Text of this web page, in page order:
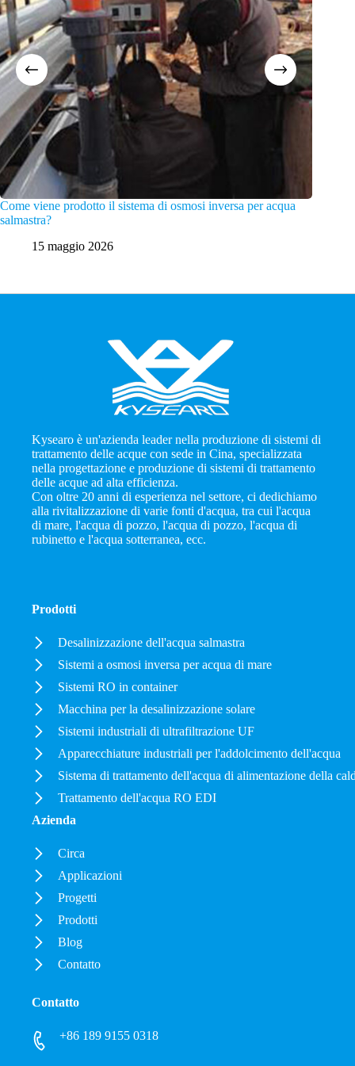
Come viene prodotto il sistema di osmosi inversa per acqua
salmastra?
15 maggio 2026
Kysearo è un'azienda leader nella produzione di sistemi di
trattamento delle acque con sede in Cina, specializzata
nella progettazione e produzione di sistemi di trattamento
delle acque ad alta efficienza.
Con oltre 20 anni di esperienza nel settore, ci dedichiamo
alla rivitalizzazione di varie fonti d'acqua, tra cui l'acqua
di mare, l'acqua di pozzo, l'acqua di pozzo, l'acqua di
rubinetto e l'acqua sotterranea, ecc.
Prodotti
Desalinizzazione dell'acqua salmastra
Sistemi a osmosi inversa per acqua di mare
Sistemi RO in container
Macchina per la desalinizzazione solare
Sistemi industriali di ultrafiltrazione UF
Apparecchiature industriali per l'addolcimento dell'acqua
Sistema di trattamento dell'acqua di alimentazione della
Trattamento dell'acqua RO EDI
Azienda
Circa
Applicazioni
Progetti
Prodotti
Blog
Contatto
Contatto
+86 189 9155 0318